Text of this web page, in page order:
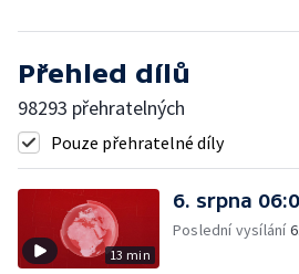
Přehled dílů
98293 přehratelných
Pouze přehratelné díly
13 min
6. srpna
Poslední vysílání